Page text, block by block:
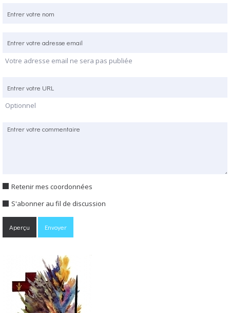
Votre adresse email ne sera pas publiée
Optionnel
Retenir mes coordonnées
S'abonner au fil de discussion